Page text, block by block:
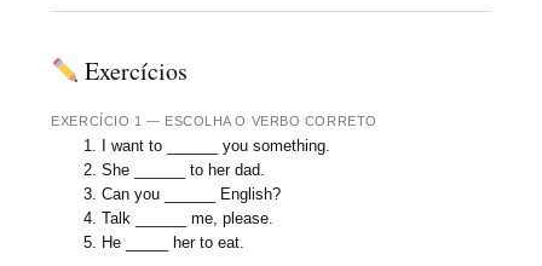
Exercícios
EXERCÍCIO 1 — ESCOLHA O VERBO CORRETO
I want to ______ you something.
She ______ to her dad.
Can you ______ English?
Talk ______ me, please.
He _____ her to eat.